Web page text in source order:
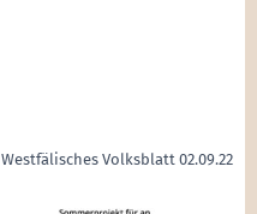
Westfälisches Volksblatt 02.09.22